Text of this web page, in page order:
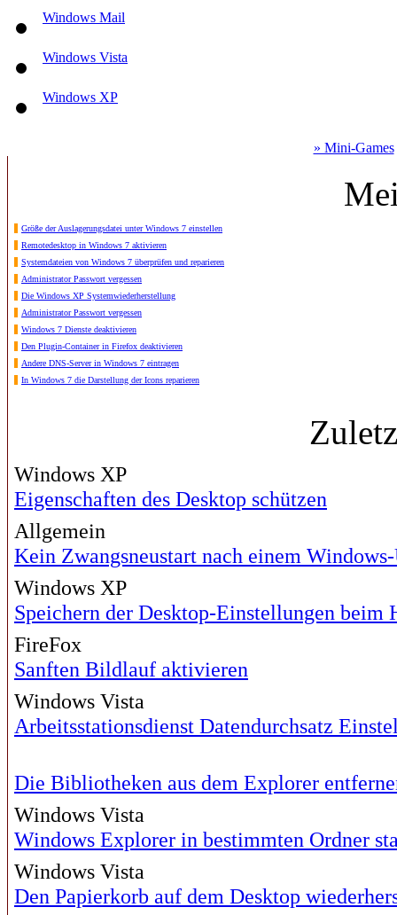
Windows Mail
Windows Vista
Windows XP
» Mini-Games
Größe der Auslagerungsdatei unter Windows 7 einstellen
Remotedesktop in Windows 7 aktivieren
Systemdateien von Windows 7 überprüfen und reparieren
Administrator Passwort vergessen
Die Windows XP Systemwiederherstellung
Administrator Passwort vergessen
Windows 7 Dienste deaktivieren
Den Plugin-Container in Firefox deaktivieren
Andere DNS-Server in Windows 7 eintragen
In Windows 7 die Darstellung der Icons reparieren
Windows XP
Eigenschaften des Desktop schützen
Allgemein
Kein Zwangsneustart nach einem
Windows XP
Speichern der Desktop-Einstellungen beim
FireFox
Sanften Bildlauf aktivieren
Windows Vista
Arbeitsstationsdienst Datendurchsatz
Die Bibliotheken aus dem Explorer
Windows Vista
Windows Explorer in bestimmten Ordner
Windows Vista
Den Papierkorb auf dem Desktop